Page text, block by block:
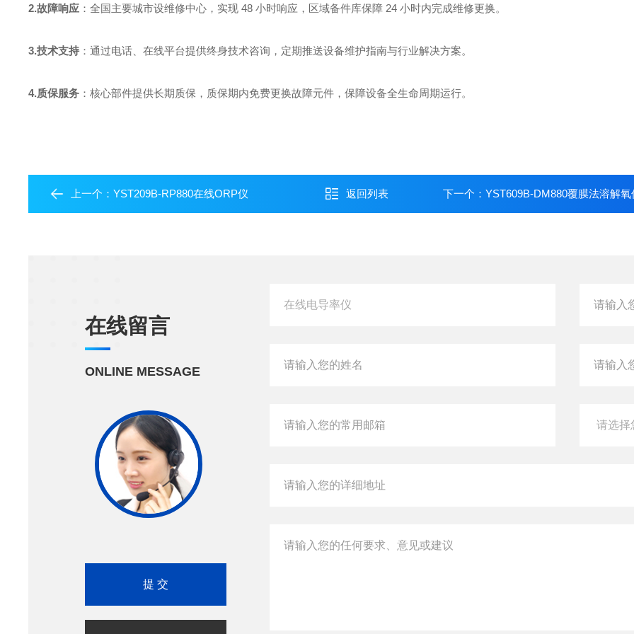
2.故障响应 ：全国主要城市设维修中心，实现 48 小时响应，区域备件库保障 24 小时内完成维修更换。
3.技术支持 ：通过电话、在线平台提供终身技术咨询，定期推送设备维护指南与行业解决方案。
4.质保服务 ：核心部件提供长期质保，质保期内免费更换故障元件，保障设备全生命周期运行。
上一个：YST209B-RP880在线ORP仪 返回列表 下一个： YST609B-DM880覆膜法溶解氧
在线留言
ONLINE MESSAGE